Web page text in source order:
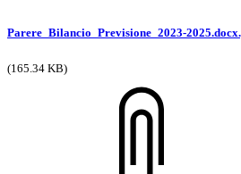
Parere_Bilancio_Previsione_2023-
(165.34 KB)